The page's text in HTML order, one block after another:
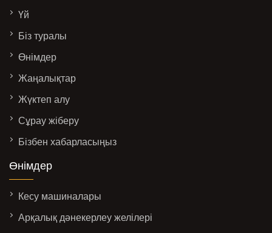
Үй
Біз туралы
Өнімдер
Жаңалықтар
Жүктеп алу
Сұрау жіберу
Бізбен хабарласыңыз
Өнімдер
Кесу машиналары
Арқалық дәнекерлеу желілері